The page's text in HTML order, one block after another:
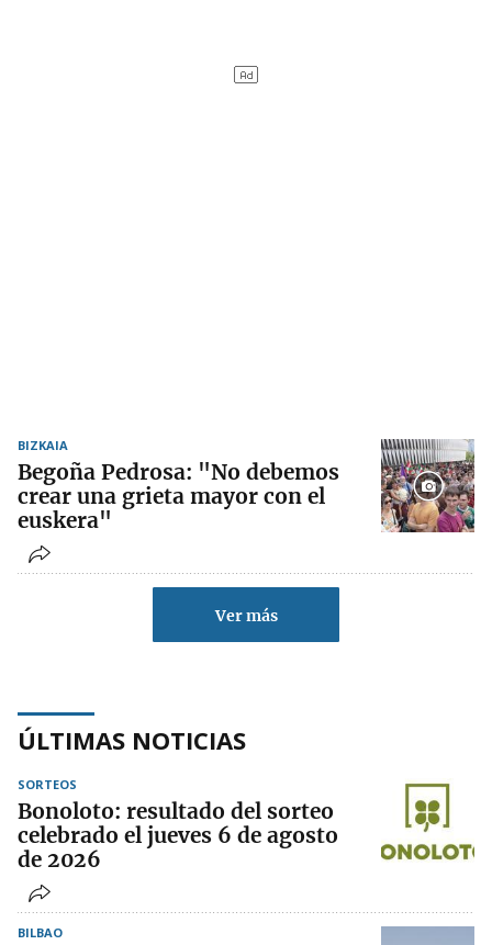
BIZKAIA
Begoña Pedrosa: "No debemos
crear una grieta mayor con el
euskera"
Ver más
ÚLTIMAS NOTICIAS
SORTEOS
Bonoloto: resultado del sorteo
celebrado el jueves 6 de agosto
de 2026
BILBAO